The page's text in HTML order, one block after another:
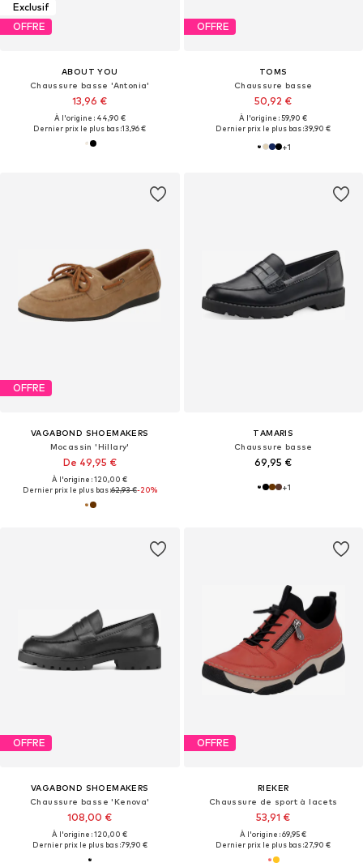
Exclusif
OFFRE
ABOUT YOU
Chaussure basse 'Antonia'
13,96 €
À l'origine : 44,90 €
Dernier prix le plus bas :13,96 €
OFFRE
TOMS
Chaussure basse
50,92 €
À l'origine : 59,90 €
Dernier prix le plus bas :39,90 €
+1
OFFRE
VAGABOND SHOEMAKERS
Mocassin 'Hillary'
De 49,95 €
À l'origine : 120,00 €
Dernier prix le plus bas :62,93 €-20%
TAMARIS
Chaussure basse
69,95 €
+1
OFFRE
VAGABOND SHOEMAKERS
Chaussure basse 'Kenova'
108,00 €
À l'origine : 120,00 €
Dernier prix le plus bas :79,90 €
OFFRE
RIEKER
Chaussure de sport à lacets
53,91 €
À l'origine : 69,95 €
Dernier prix le plus bas :27,90 €